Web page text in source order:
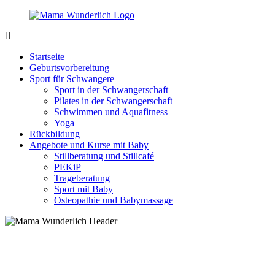
Zurück
Inhalt
sein
wunderbar!
Startseite
Geburtsvorbereitung
Sport für Schwangere
Sport in der Schwangerschaft
Pilates in der Schwangerschaft
Schwimmen und Aquafitness
Yoga
Rückbildung
Angebote und Kurse mit Baby
Stillberatung und Stillcafé
PEKiP
Trageberatung
Sport mit Baby
Osteopathie und Babymassage